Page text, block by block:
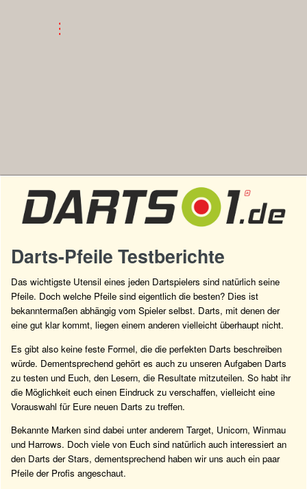
Darts-Pfeile Testberichte
Das wichtigste Utensil eines jeden Dartspielers sind natürlich seine
Pfeile. Doch welche Pfeile sind eigentlich die besten? Dies ist
bekanntermaßen abhängig vom Spieler selbst. Darts, mit denen der
eine gut klar kommt, liegen einem anderen vielleicht überhaupt nicht.
Es gibt also keine feste Formel, die die perfekten Darts beschreiben
würde. Dementsprechend gehört es auch zu unseren Aufgaben Darts
zu testen und Euch, den Lesern, die Resultate mitzuteilen. So habt ihr
die Möglichkeit euch einen Eindruck zu verschaffen, vielleicht eine
Vorauswahl für Eure neuen Darts zu treffen.
Bekannte Marken sind dabei unter anderem Target, Unicorn, Winmau
und Harrows. Doch viele von Euch sind natürlich auch interessiert an
den Darts der Stars, dementsprechend haben wir uns auch ein paar
Pfeile der Profis angeschaut.